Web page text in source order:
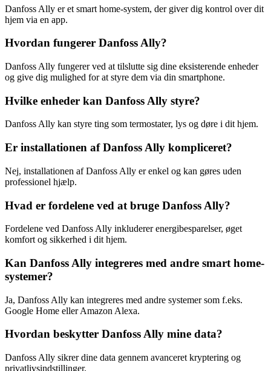
Danfoss Ally er et smart home-system, der giver dig kontrol over dit
hjem via en app.
Hvordan fungerer Danfoss Ally?
Danfoss Ally fungerer ved at tilslutte sig dine eksisterende enheder
og give dig mulighed for at styre dem via din smartphone.
Hvilke enheder kan Danfoss Ally styre?
Danfoss Ally kan styre ting som termostater, lys og døre i dit hjem.
Er installationen af Danfoss Ally kompliceret?
Nej, installationen af Danfoss Ally er enkel og kan gøres uden
professionel hjælp.
Hvad er fordelene ved at bruge Danfoss Ally?
Fordelene ved Danfoss Ally inkluderer energibesparelser, øget
komfort og sikkerhed i dit hjem.
Kan Danfoss Ally integreres med andre smart home-
systemer?
Ja, Danfoss Ally kan integreres med andre systemer som f.eks.
Google Home eller Amazon Alexa.
Hvordan beskytter Danfoss Ally mine data?
Danfoss Ally sikrer dine data gennem avanceret kryptering og
privatlivsindstillinger.